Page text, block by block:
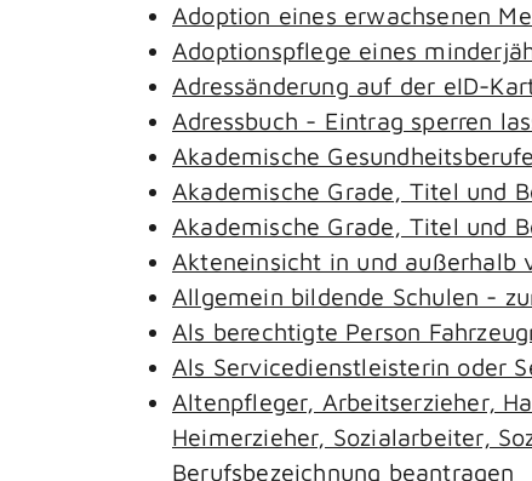
Adoption eines erwachsenen
Adoptionspflege eines
Adressänderung auf der eID-
Adressbuch - Eintrag sperren
Akademische
Akademische Grade, Titel und
Akademische Grade, Titel und
Akteneinsicht in und außerhalb
Allgemein bildende Schulen -
Als berechtigte Person
Als Servicedienstleisterin oder
Altenpfleger, Arbeitserzieher,
Heimerzieher, Sozialarbeiter,
Berufsbezeichnung beantragen